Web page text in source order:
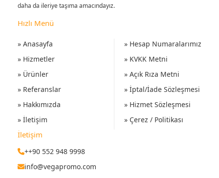
daha da ileriye taşıma amacındayız.
Hızlı Menü
» Anasayfa
» Hizmetler
» Ürünler
» Referanslar
» Hakkımızda
» İletişim
» Hesap Numaralarımız
» KVKK Metni
» Açık Rıza Metni
» İptal/İade Sözleşmesi
» Hizmet Sözleşmesi
» Çerez / Politikası
İletişim
++90 552 948 9998
info@vegapromo.com